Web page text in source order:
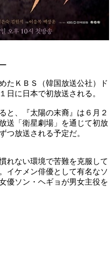
たＫＢＳ（韓国放送公社）ド
日に日本で初放送される。
と、『太陽の末裔』は６月２
送「衛星劇場」を通じて初放
つ放送される予定だ。
れない環境で苦難を克服して
イケメン俳優として有名なソ
優ソン・ヘギョが男女主役を